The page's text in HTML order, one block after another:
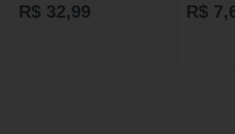
R$ 32,99 R$